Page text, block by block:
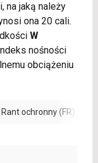
na jaką należy
ona 20 cali.
W
nośności
obciążeniu
Rant ochronny (FR)